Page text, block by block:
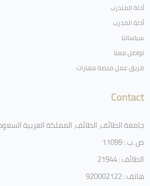
أدلة المتدرب
أدلة المدرب
سياساتنا
تواصل معنا
فريق عمل منصة مهارات
Contact
جامعة الطائف، الطائف، المملكة العربية
ص .ب : 11099
الطائف : 21944
هاتف : 920002122